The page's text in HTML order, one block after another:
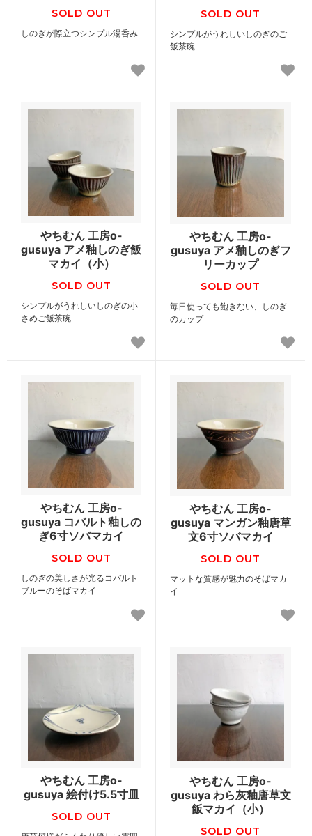
SOLD OUT
しのぎが際立つシンプル湯呑み
SOLD OUT
シンプルがうれしいしのぎのご
飯茶碗
やちむん 工房o-
gusuya アメ釉しのぎ飯
マカイ（小）
SOLD OUT
シンプルがうれしいしのぎの小
さめご飯茶碗
やちむん 工房o-
gusuya アメ釉しのぎフ
リーカップ
SOLD OUT
毎日使っても飽きない、しのぎ
のカップ
やちむん 工房o-
gusuya コバルト釉しの
ぎ6寸ソバマカイ
SOLD OUT
しのぎの美しさが光るコバルト
ブルーのそばマカイ
やちむん 工房o-
gusuya マンガン釉唐草
文6寸ソバマカイ
SOLD OUT
マットな質感が魅力のそばマカ
イ
やちむん 工房o-
gusuya 絵付け5.5寸皿
SOLD OUT
やちむん 工房o-
gusuya わら灰釉唐草文
飯マカイ（小）
SOLD OUT